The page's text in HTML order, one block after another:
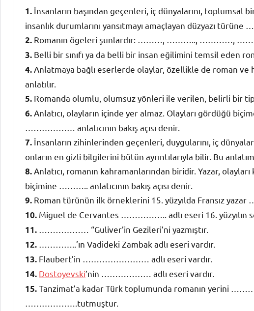
Mayıs
2017
1. İnsanların başından geçenleri, iç dünyalarını, toplumsal
insanlık durumlarını yansıtmayı amaçlayan düzyazı
2. Romanın ögeleri şunlardır: ………, ………..,
3. Belli bir sınıfı ya da belli bir insan eğilimini temsil eden
4. Anlatmaya bağlı eserlerde olaylar, özellikle de roman
anlatılır.
5. Romanda olumlu, olumsuz yönleri ile verilen, belirli
6. Anlatıcı, olayların içinde yer almaz. Olayları gördüğü
……………… anlatıcının bakış açısı denir.
7. İnsanların zihinlerinden geçenleri, duygularını, iç
onların en gizli bilgilerini bütün ayrıntılarıyla bilir. Bu
8. Anlatıcı, romanın kahramanlarından biridir. Yazar, olayları
biçimine ……….. anlatıcının bakış açısı denir.
9. Roman türünün ilk örneklerini 15. yüzyılda Fransız
10. Miguel de Cervantes …………….. adlı eseri 16. yüzyılın
11. ……………… “Guliver’in Gezileri’ni yazmıştır.
12. …………..’ın Vadideki Zambak adlı eseri vardır.
13. Flaubert’in …………………… adlı eseri vardır.
14. Dostoyevski’nin ……………… adlı eseri vardır.
15.Tanzimat’a kadar Türk toplumunda romanın
……………….tutmuştur.